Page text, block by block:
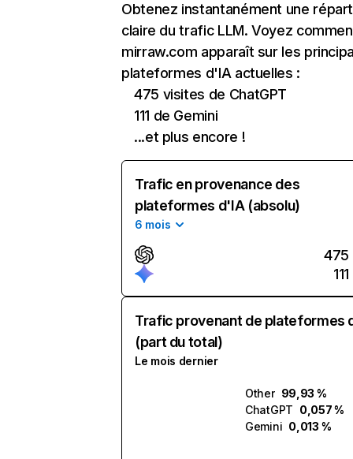
Obtenez instantanément une
claire du trafic LLM. Voyez
mirraw.com apparaît sur les
plateformes d'IA actuelles :
475 visites de ChatGPT
111 de Gemini
...et plus encore !
Trafic en provenance des
plateformes d'IA (absolu)
6 mois
475
111
Trafic provenant de plateformes
(part du total)
Le mois dernier
Other 99,93 %
ChatGPT 0,057 %
Gemini 0,013 %